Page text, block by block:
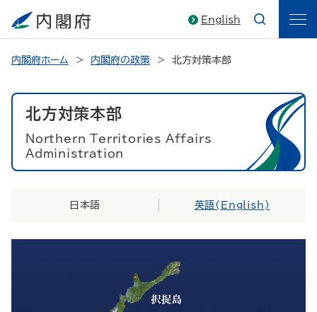
English
内閣府ホーム 内閣府の政策 北方対策本部
北方対策本部
Northern Territories Affairs
Administration
日本語 英語( English )